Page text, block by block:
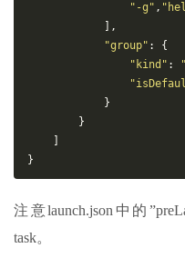
"-g" ,
],
"group" :
{
"kind" :
}
}
}
注意launch.json中的
task。